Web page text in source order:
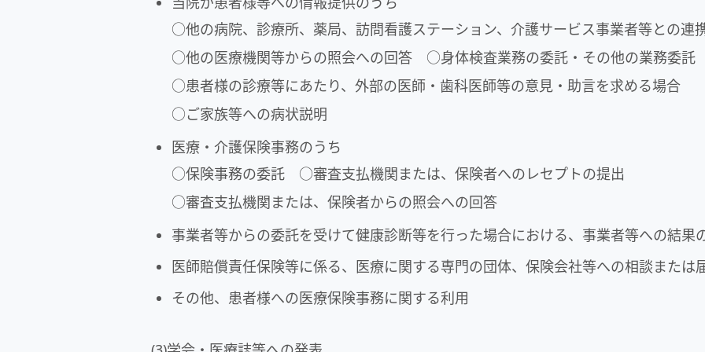
○他の病院、診療所、薬局、訪問看護ステーション、介護サービス事業者等との連
○他の医療機関等からの照会への回答 ○身体検査業務の委託・その他の業務委託
○患者様の診療等にあたり、外部の医師・歯科医師等の意見・助言を求める場合
○ご家族等への病状説明
医療・介護保険事務のうち
○保険事務の委託 ○審査支払機関または、保険者へのレセプトの提出
○審査支払機関または、保険者からの照会への回答
事業者等からの委託を受けて健康診断等を行った場合における、事業者等への結果
医師賠償責任保険等に係る、医療に関する専門の団体、保険会社等への相談または
その他、患者様への医療保険事務に関する利用